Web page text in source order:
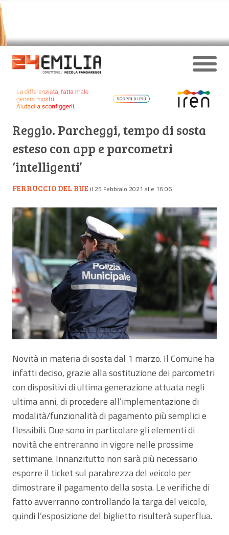
Reggio. Parcheggi, tempo di sosta
esteso con app e parcometri
‘intelligenti’
FERRUCCIO DEL BUE il 25 Febbraio 2021 alle 16:06
Novità in materia di sosta dal 1 marzo. Il Comune ha
infatti deciso, grazie alla sostituzione dei parcometri
con dispositivi di ultima generazione attuata negli
ultima anni, di procedere all’implementazione di
modalità/funzionalità di pagamento più semplici e
flessibili. Due sono in particolare gli elementi di
novità che entreranno in vigore nelle prossime
settimane. Innanzitutto non sarà più necessario
esporre il ticket sul parabrezza del veicolo per
dimostrare il pagamento della sosta. Le verifiche di
fatto avverranno controllando la targa del veicolo,
quindi l’esposizione del biglietto risulterà superflua.